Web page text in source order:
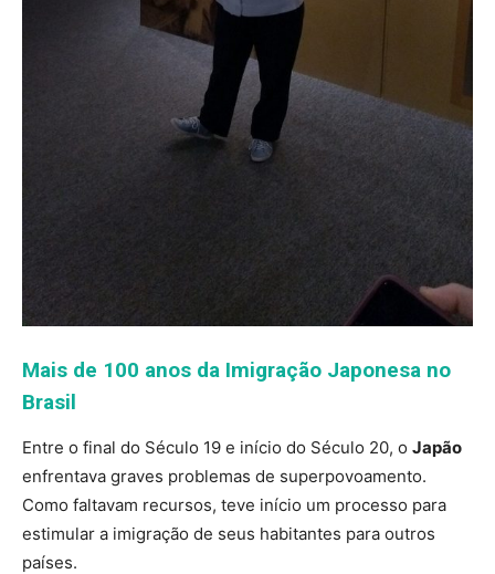
Mais de 100 anos da Imigração Japonesa no
Brasil
Entre o final do Século 19 e início do Século 20, o Japão
enfrentava graves problemas de superpovoamento.
Como faltavam recursos, teve início um processo para
estimular a imigração de seus habitantes para outros
países.